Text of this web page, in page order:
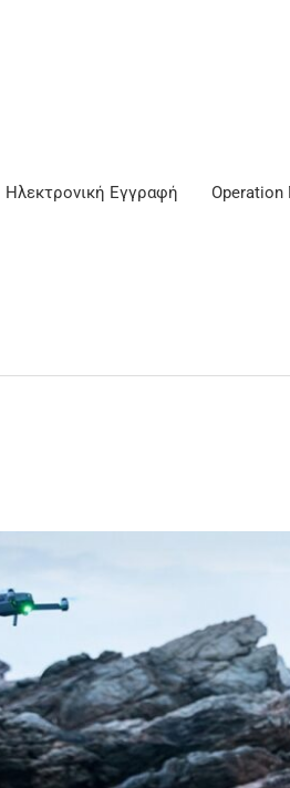
Ηλεκτρονική Εγγραφή Operation